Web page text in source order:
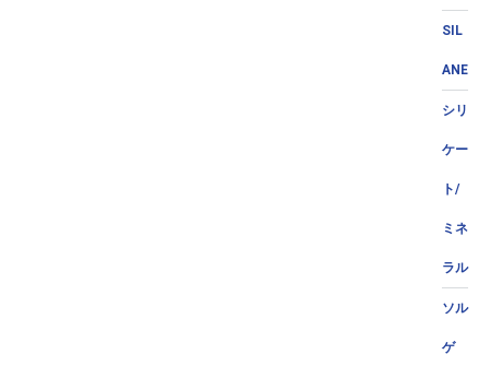
SIL
ANE
シリ
ケー
ト/
ミネ
ラル
ソル
ゲ